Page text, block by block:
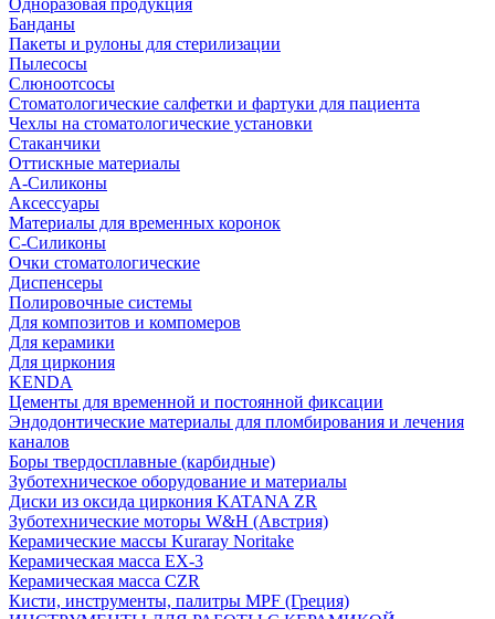
Одноразовая продукция
Банданы
Пакеты и рулоны для стерилизации
Пылесосы
Слюноотсосы
Стоматологические салфетки и фартуки для пациента
Чехлы на стоматологические установки
Стаканчики
Оттискные материалы
А-Силиконы
Аксессуары
Материалы для временных коронок
С-Силиконы
Очки стоматологические
Диспенсеры
Полировочные системы
Для композитов и компомеров
Для керамики
Для циркония
KENDA
Цементы для временной и постоянной фиксации
Эндодонтические материалы для пломбирования и лечения
каналов
Боры твердосплавные (карбидные)
Зуботехническое оборудование и материалы
Диски из оксида циркония KATANA ZR
Зуботехнические моторы W&H (Австрия)
Керамические массы Kuraray Noritake
Керамическая масса EX-3
Керамическая масса CZR
Кисти, инструменты, палитры MPF (Греция)